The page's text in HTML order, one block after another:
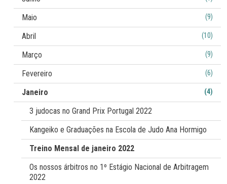
Maio (9)
Abril (10)
Março (9)
Fevereiro (6)
Janeiro (4)
3 judocas no Grand Prix Portugal 2022
Kangeiko e Graduações na Escola de Judo Ana Hormigo
Treino Mensal de janeiro 2022
Os nossos árbitros no 1º Estágio Nacional de Arbitragem
2022